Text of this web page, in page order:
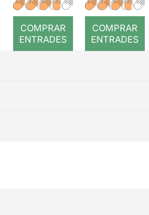
COMPRAR
ENTRADES
COMPRAR
ENTRADES